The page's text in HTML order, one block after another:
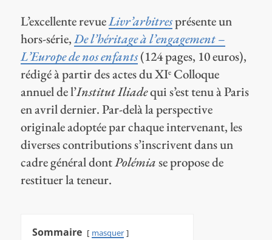
L’excellente revueLivr’arbitresprésente un
hors-série,De l’héritage à l’engagement –
L’Europe de nos enfants(124 pages, 10 euros),
rédigé à partir des actes du XIeColloque
annuel de l’Institut Iliadequi s’est tenu à Paris
en avril dernier. Par-delà la perspective
originale adoptée par chaque intervenant, les
diverses contributions s’inscrivent dans un
cadre général dontPolémiase propose de
restituer la teneur.
Sommaire masquer